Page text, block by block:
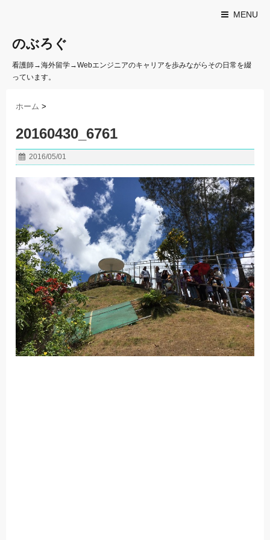
MENU
のぶろぐ
看護師→海外留学→Webエンジニアのキャリアを歩みながらその日常を綴
っています。
ホーム >
20160430_6761
2016/05/01